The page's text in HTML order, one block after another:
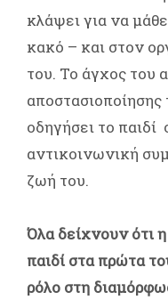
κλάψει για να
κακό – και στον
του. Το άγχος του
οδηγήσει το
αντικοινωνική
ζωή του.
Όλα δείχνουν ότι
παιδί στα πρώτα
ρόλο στη